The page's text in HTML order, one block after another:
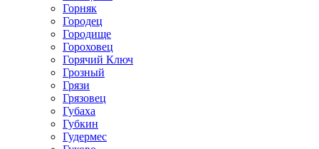
Горняк
Городец
Городище
Гороховец
Горячий Ключ
Грозный
Грязи
Грязовец
Губаха
Губкин
Гудермес